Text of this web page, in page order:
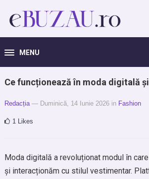
MENU
Ce funcționează în moda digitală
Redacția — Duminică, 14 Iunie 2026 in Fashion
1 Likes
Moda digitală a revoluționat modul în
și interacționăm cu stilul vestimentar.